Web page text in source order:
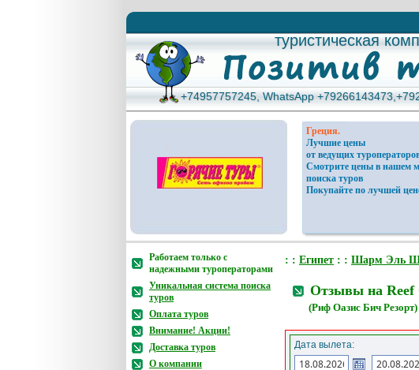
туристическая
туристическая
+74957757245, WhatsApp
+74957757245, WhatsApp
Греция.
Лучшие цены
от ведущих
Смотрите цены в нашем
поиска туров
Покупайте по лучшей
Работаем только с
надежными туроператорами
Уникальная система поиска
туров
Оплата туров
Внимание! Акции!
Доставка туров
О компании
: : Египет : : Шарм Эль
Отзывы на Reef
(Риф Оазис Бич Резорт)
Дата вылета: